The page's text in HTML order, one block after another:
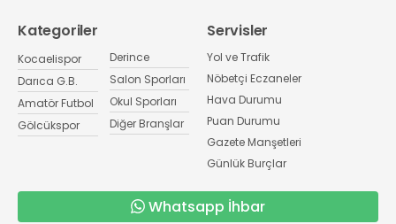
Kategoriler
Kocaelispor
Darıca G.B.
Amatör Futbol
Gölcükspor
Derince
Salon Sporları
Okul Sporları
Diğer Branşlar
Servisler
Yol ve Trafik
Nöbetçi Eczaneler
Hava Durumu
Puan Durumu
Gazete Manşetleri
Günlük Burçlar
Whatsapp İhbar